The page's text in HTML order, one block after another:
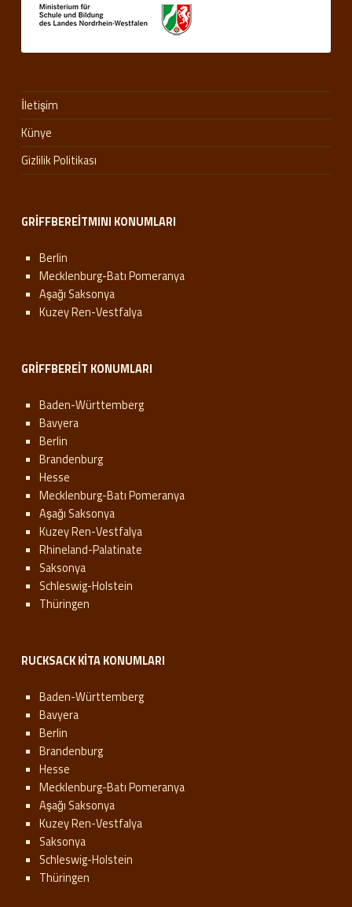
İletişim
Künye
Gizlilik Politikası
GRIFFBEREITMINI KONUMLARI
Berlin
Mecklenburg-Batı Pomeranya
Aşağı Saksonya
Kuzey Ren-Vestfalya
GRIFFBEREIT KONUMLARI
Baden-Württemberg
Bavyera
Berlin
Brandenburg
Hesse
Mecklenburg-Batı Pomeranya
Aşağı Saksonya
Kuzey Ren-Vestfalya
Rhineland-Palatinate
Saksonya
Schleswig-Holstein
Thüringen
RUCKSACK KITA KONUMLARI
Baden-Württemberg
Bavyera
Berlin
Brandenburg
Hesse
Mecklenburg-Batı Pomeranya
Aşağı Saksonya
Kuzey Ren-Vestfalya
Saksonya
Schleswig-Holstein
Thüringen